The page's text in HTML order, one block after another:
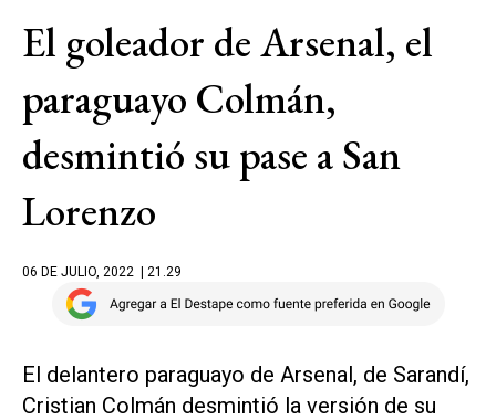
El goleador de Arsenal, el
paraguayo Colmán,
desmintió su pase a San
Lorenzo
06 DE JULIO, 2022 | 21.29
El delantero paraguayo de Arsenal, de Sarandí,
Cristian Colmán desmintió la versión de su